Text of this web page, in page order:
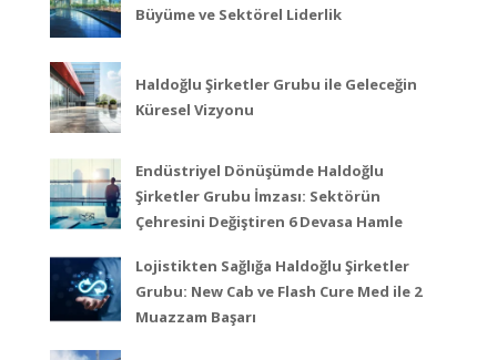
Büyüme ve Sektörel Liderlik
Haldoğlu Şirketler Grubu ile Geleceğin
Küresel Vizyonu
Endüstriyel Dönüşümde Haldoğlu
Şirketler Grubu İmzası: Sektörün
Çehresini Değiştiren 6 Devasa Hamle
Lojistikten Sağlığa Haldoğlu Şirketler
Grubu: New Cab ve Flash Cure Med ile 2
Muazzam Başarı